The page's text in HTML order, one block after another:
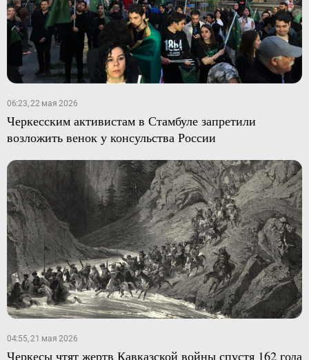
06:23, 22 мая 2026
Черкесским активистам в Стамбуле запретили
возложить венок у консульства России
04:55, 21 мая 2026
Черкесы чтят жертв Кавказской войны спустя 162 года